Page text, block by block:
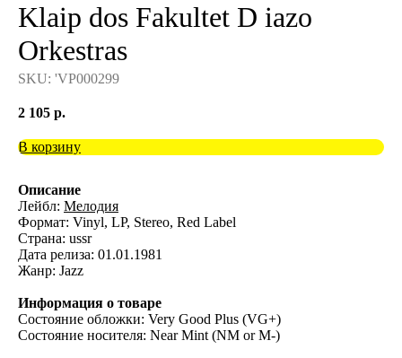
Klaip dos Fakultet D iazo
Orkestras
SKU: 'VP000299
2 105 р.
В корзину
Описание
Лейбл: Мелодия
Формат: Vinyl, LP, Stereo, Red Label
Страна: ussr
Дата релиза: 01.01.1981
Жанр: Jazz
Информация о товаре
Состояние обложки: Very Good Plus (VG+)
Состояние носителя: Near Mint (NM or M-)